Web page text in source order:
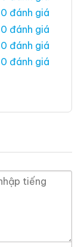
(0 đánh giá)
₫
Hotline
0 đánh giá
0 đánh giá
0 đánh giá
0 đánh giá